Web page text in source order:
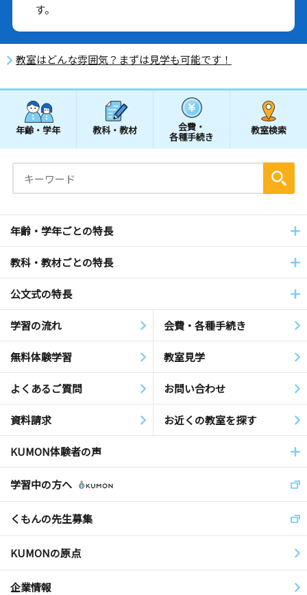
す。
教室はどんな雰囲気？まずは見学も可能です！
年齢・学年 教科・教材 会費・
各種手続き
教室検索
年齢・学年ごとの特長
教科・教材ごとの特長
公文式の特長
学習の流れ 会費・各種手続き
無料体験学習 教室見学
よくあるご質問 お問い合わせ
資料請求 お近くの教室を探す
KUMON体験者の声
学習中の方へ
くもんの先生募集
KUMONの原点
企業情報